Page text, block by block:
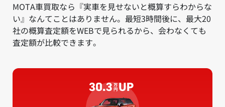
MOTA車買取なら『実車を見せないと概算すらわからな
い』なんてことはありません。最短3時間後に、最大20
社の概算査定額をWEBで見られるから、会わなくても
査定額が比較できます。